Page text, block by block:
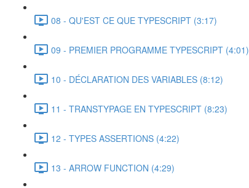
08 - QU'EST CE QUE TYPESCRIPT (3:17)
09 - PREMIER PROGRAMME TYPESCRIPT (4:01)
10 - DÉCLARATION DES VARIABLES (8:12)
11 - TRANSTYPAGE EN TYPESCRIPT (8:23)
12 - TYPES ASSERTIONS (4:22)
13 - ARROW FUNCTION (4:29)